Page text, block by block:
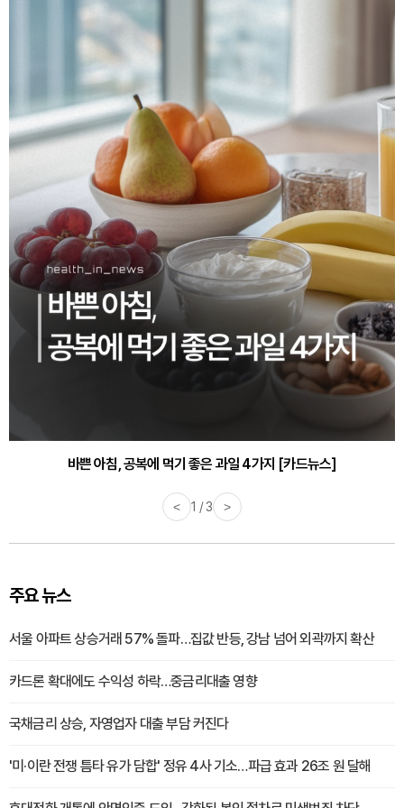
바쁜 아침, 공복에 먹기 좋은 과일 4가지 [카드뉴스]
30대부터 유병률 2배...여자에게 꼭 필요한 검사는? [카드뉴스]
< 1 / 3 >
주요 뉴스
서울 아파트 상승거래 57% 돌파…집값 반등, 강남 넘어 외곽까지 확산
카드론 확대에도 수익성 하락…중금리대출 영향
국채금리 상승, 자영업자 대출 부담 커진다
'미·이란 전쟁 틈타 유가 담합' 정유 4사 기소…파급 효과 26조 원 달해